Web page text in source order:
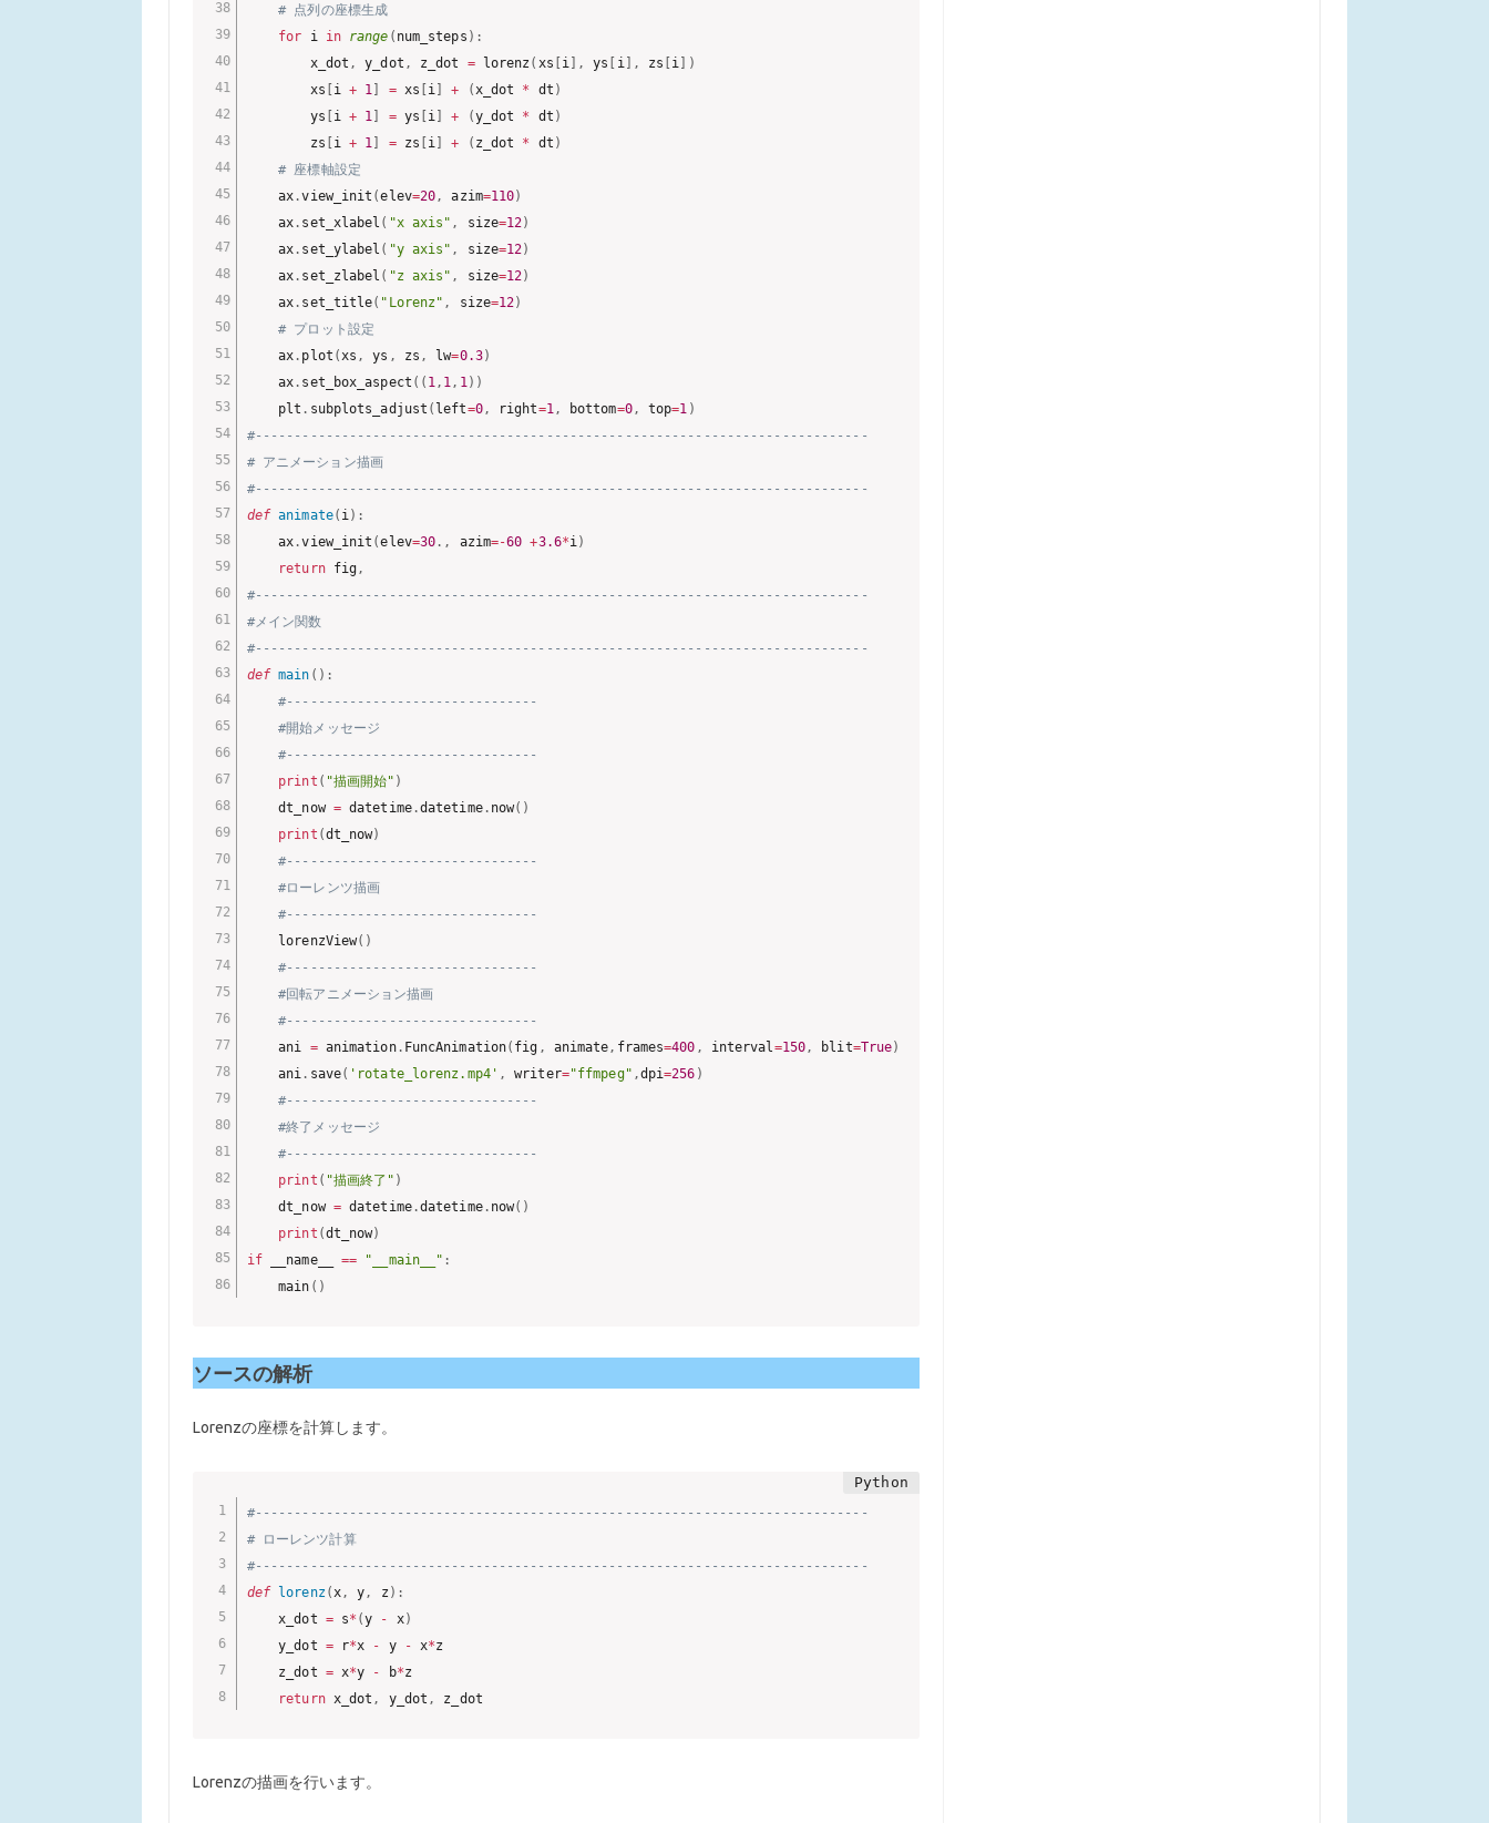
# 点列の座標生成
for i in range ( num_steps ) :
        x_dot
, y_dot , z_dot = lorenz ( xs [i ] , ys [ i ] , zs [i ] )
        xs
[i + 1 ] = xs [i ] + ( x_dot * dt )
        ys
[i + 1 ] = ys [i ] + (y_dot * dt )
        zs
[i + 1 ] = zs [i ] + ( z_dot * dt )
# 座標軸設定
    ax
.view_init (elev=20 , azim=110)
    ax
. set_xlabel ( "x axis" , size=12)
    ax
. set_ylabel ( "y axis" , size=12)
    ax
. set_zlabel ( "z axis" , size=12)
    ax
. set_title( "Lorenz" , size=12)
# プロット設定
    ax
. plot ( xs , ys , zs , lw=0.3)
    ax
. set_box_aspect ( ( 1 , 1 , 1 ) )
    plt
. subplots_adjust ( left=0, right=1 , bottom=0, top=1 )
#------------------------------------------------------------------------------
# アニメーション描画
#------------------------------------------------------------------------------
def animate( i ) :
    ax
.view_init (elev=30 . , azim=-60 +3.6*i )
return fig ,
#------------------------------------------------------------------------------
#メイン関数
#------------------------------------------------------------------------------
def main ( ) :
#--------------------------------
#開始メッセージ
#--------------------------------
print ( "描画開始" )
    dt_now
= datetime.datetime. now( )
print (dt_now)
#--------------------------------
#ローレンツ描画
#--------------------------------
    lorenzView
( )
#--------------------------------
#回転アニメーション描画
#--------------------------------
    ani
= animation. FuncAnimation( fig , animate , frames=400 , interval =150 , blit=True)
    ani
. save( 'rotate_lorenz.mp4' , writer="ffmpeg" ,dpi=256 )
#--------------------------------
#終了メッセージ
#--------------------------------
print ( "描画終了" )
    dt_now
= datetime.datetime. now( )
print (dt_now)
if __name__ == "__main__" :
    main
( )
ソースの解析
Lorenzの座標を計算します。
#------------------------------------------------------------------------------
# ローレンツ計算
#------------------------------------------------------------------------------
def lorenz( x , y , z ) :
    x_dot
= s* (y - x)
    y_dot
= r*x - y - x*z
    z_dot
= x*y - b*z
return x_dot , y_dot ,
Lorenzの描画を行います。